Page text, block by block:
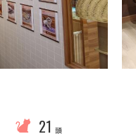
21 頭